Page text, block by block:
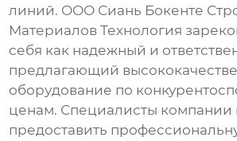
линий. ООО Сиань Бокенте
Материалов Технология
себя как надежный и
предлагающий
оборудование по
ценам. Специалисты компании
предоставить